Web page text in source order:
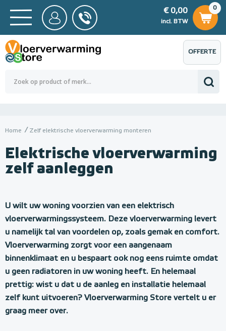
BTW
0,00
0
€ 0,00
incl. BTW
€ 0,00
OFFERTE
AANVRAGEN
Home Zelf elektrische vloerverwarming monteren
Elektrische vloerverwarming
zelf aanleggen
e
l
f
e
l
e
k
U wilt uw woning voorzien van een elektrisch
vloerverwarmingssysteem. Deze vloerverwarming levert
u namelijk tal van voordelen op, zoals gemak en comfort.
Vloerverwarming zorgt voor een aangenaam
binnenklimaat en u bespaart ook nog eens ruimte omdat
u geen radiatoren in uw woning heeft. En helemaal
prettig: wist u dat u de aanleg en installatie helemaal
zelf kunt uitvoeren? Vloerverwarming Store vertelt u er
graag meer over.